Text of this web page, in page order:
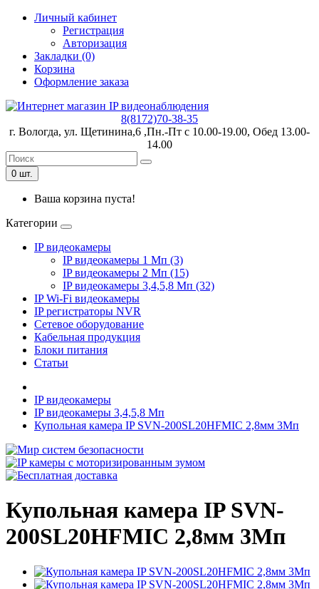
Личный кабинет
Регистрация
Авторизация
Закладки (0)
Корзина
Оформление заказа
8(8172)70-38-35
г. Вологда, ул. Щетинина,6 ,Пн.-Пт с 10.00-19.00, Обед 13.00-
14.00
0 шт.
Ваша корзина пуста!
Категории
IP видеокамеры
IP видеокамеры 1 Мп (3)
IP видеокамеры 2 Мп (15)
IP видеокамеры 3,4,5,8 Мп (32)
IP Wi-Fi видеокамеры
IP регистраторы NVR
Сетевое оборудование
Кабельная продукция
Блоки питания
Статьи
IP видеокамеры
IP видеокамеры 3,4,5,8 Мп
Купольная камера IP SVN-200SL20HFMIC 2,8мм 3Мп
Купольная камера IP SVN-
200SL20HFMIC 2,8мм 3Мп